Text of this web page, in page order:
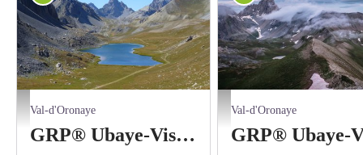
Lac de l'Oronaye - SA - CD Alpes de Haute-Provence
Val-d'Oronaye
GRP® Ubaye-Viso - Etape 1 : Larche - Chialvetta par l'Oronaye
Col des Monges - Teddy Verneuil/
Val-d'Oronaye